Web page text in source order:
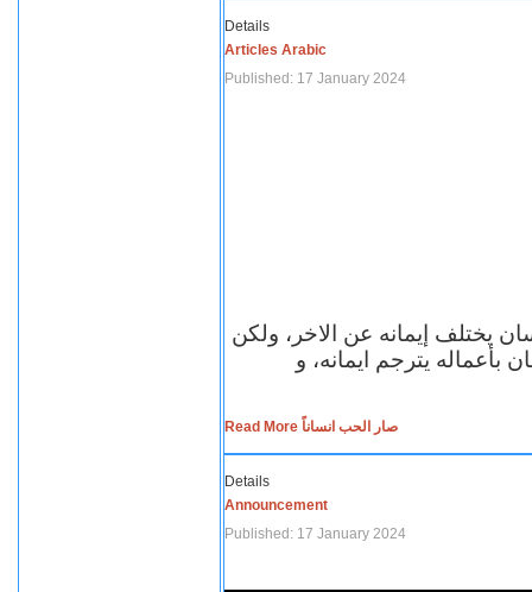
Details
Articles Arabic
Published: 17 January 2024
يختلف إيمانه عن الاخر، ولكن
بأعماله يترجم ايمانه، و
Read More صار الحب انساناً
Details
Announcement
Published: 17 January 2024